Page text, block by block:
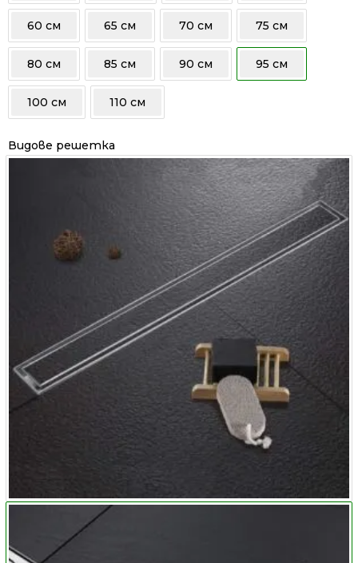
60 см 65 см 70 см 75 см
80 см 85 см 90 см 95 см
100 см 110 см
Видове решетка